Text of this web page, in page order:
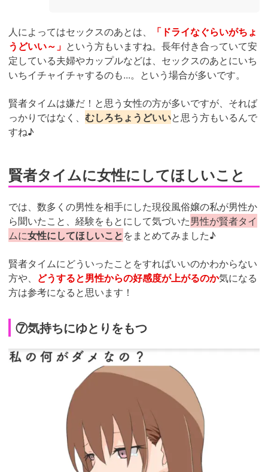
人によってはセックスのあとは、
「ドライなぐらいがちょ
うどいい～」 という方もいますね。長年付き合っていて安
定している夫婦やカップルなどは、セックスのあとにいち
いちイチャイチャするのも...。という場合が多いです。
賢者タイムは嫌だ！と思う女性の方が多いですが、それば
っかりではなく、 むしろちょうどいいと思う方もいるんで
すね♪
賢者タイムに女性にしてほしいこと
では、数多くの男性を相手にした現役風俗嬢の私が男性か
ら聞いたこと、経験をもとにして気づいた男性が賢者タイ
ムに女性にしてほしいことをまとめてみました♪
賢者タイムにどういったことをすればいいのかわからない
方や、 どうすると男性からの好感度が上がるのか気になる
方は参考になると思います！
⑦気持ちにゆとりをもつ